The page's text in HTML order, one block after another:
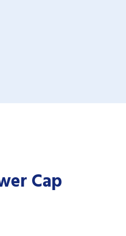
Cap